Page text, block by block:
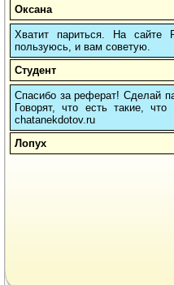
Оксана
Хватит париться. На
пользуюсь, и вам советую.
Студент
Спасибо за реферат! Сделай
Говорят, что есть такие,
chatanekdotov.ru
Лопух